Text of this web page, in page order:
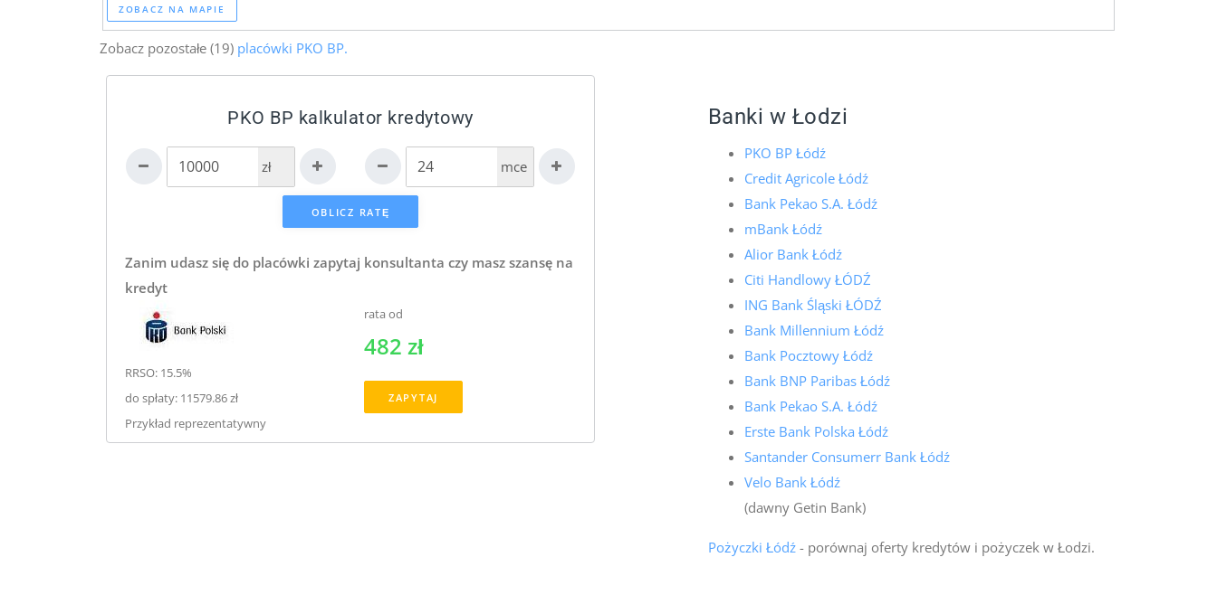
ZOBACZ NA MAPIE
Zobacz pozostałe (19) placówki PKO BP.
PKO BP kalkulator kredytowy
zł mce
Zanim udasz się do placówki zapytaj konsultanta czy masz szansę na
kredyt
RRSO: 15.5%
do spłaty: 11579.86 zł
Przykład reprezentatywny
rata od
482 zł
ZAPYTAJ
Banki w Łodzi
PKO BP Łódź
Credit Agricole Łódź
Bank Pekao S.A. Łódź
mBank Łódź
Alior Bank Łódź
Citi Handlowy ŁÓDŹ
ING Bank Śląski ŁÓDŹ
Bank Millennium Łódź
Bank Pocztowy Łódź
Bank BNP Paribas Łódź
Bank Pekao S.A. Łódź
Erste Bank Polska Łódź
Santander Consumerr Bank Łódź
Velo Bank Łódź
(dawny Getin Bank)
Pożyczki Łódź- porównaj oferty kredytów i pożyczek w Łodzi.